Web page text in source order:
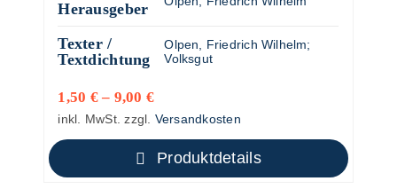
Herausgeber
Texter /
Textdichtung
Olpen, Friedrich Wilhelm;
Volksgut
1,50 €– 9,00 €
inkl. MwSt. zzgl. Versandkosten
Produktdetails